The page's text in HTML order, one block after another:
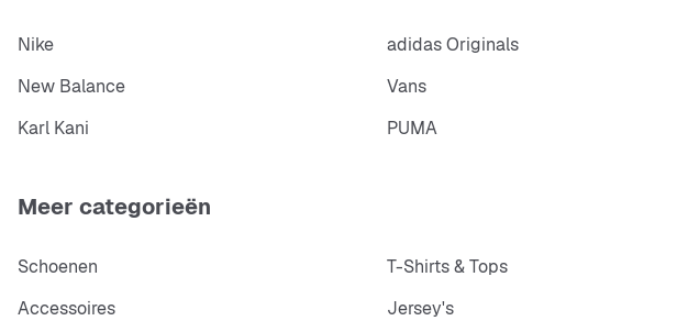
Nike adidas Originals
New Balance
Vans
Karl Kani
PUMA
Meer categorieën
Schoenen T-Shirts & Tops
Accessoires
Jersey's